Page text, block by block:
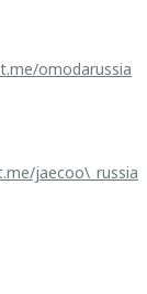
omodarussia
jaecoo\_russia